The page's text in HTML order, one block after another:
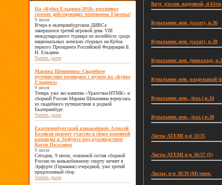
На «Кубке Ельцина-2010» россиянке
громят действующих чемпионок Европы!
9 июля
Вчера в екатеринбургском ДИВСе
завершился третий игровой день VIII
международного турнира по волейболу среди
национальных женских сборных на Кубок
первого Президента Российской Федерации Б.
Н. Ельцина
Читать далее
Марина Шешенина: Свадебное
путешествие проводим с мужем на «Кубке
Ельцина»
9 июля
Теперь уже экс-капитан «Уралочки-НТМК» и
сборной России Марина Шешенина вернулась
из свадебного путешествия в родной
Екатеринбург.
Читать далее
Екатеринбургский конькобежец Алексей
Беляков примет участие в сборе основной
команды в Эрфурте под руководством
Кости Полтавца
9 июля
Сегодня, 9 июля, основной состав сборной
России по конькобежному спорту начнет в
Эрфурте (Германия) очередной, уже третий
предсезонный сбор
Читать далее
Круг д/плав. надувной, d-61см
Купальник жен. (салат), р.36
Купальник жен. (салат), р.38
Купальник жен. (шоколад),
Купальник жен. раздельный
Купальник жен., (роз.) р.34
Купальник жен., (роз.) р.38
Ласты ATEMI р-р 33/35
Ласты ATEMI р-р 36/37 (S)
Ласты, р-р 38/39 (M) черн.